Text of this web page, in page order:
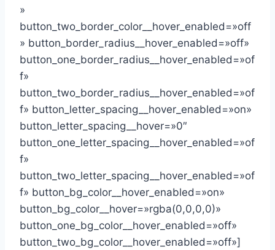
»
button_two_border_color__hover_enabled=»off
» button_border_radius__hover_enabled=»off»
button_one_border_radius__hover_enabled=»of
f»
button_two_border_radius__hover_enabled=»of
f» button_letter_spacing__hover_enabled=»on»
button_letter_spacing__hover=»0″
button_one_letter_spacing__hover_enabled=»of
f»
button_two_letter_spacing__hover_enabled=»of
f» button_bg_color__hover_enabled=»on»
button_bg_color__hover=»rgba(0,0,0,0)»
button_one_bg_color__hover_enabled=»off»
button_two_bg_color__hover_enabled=»off»]